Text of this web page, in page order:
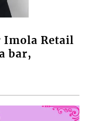
Imola Retail
bar,